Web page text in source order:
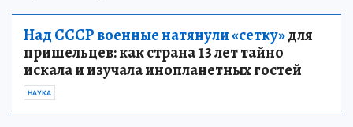
Над СССР военные натянули «сетку»для
пришельцев: как страна 13 лет тайно
искала и изучала инопланетных гостей
НАУКА